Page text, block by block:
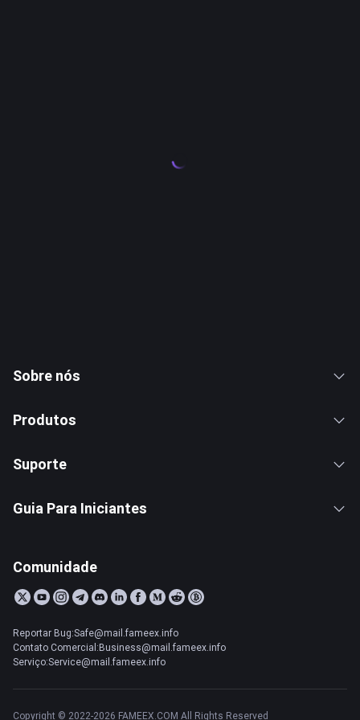
Sobre nós
Produtos
Suporte
Guia Para Iniciantes
Comunidade
Reportar Bug:Safe@mail.fameex.info
Contato Comercial:Business@mail.fameex.info
Serviço:Service@mail.fameex.info
Copyright © 2022-2026 FAMEEX.COM All Rights Reserved